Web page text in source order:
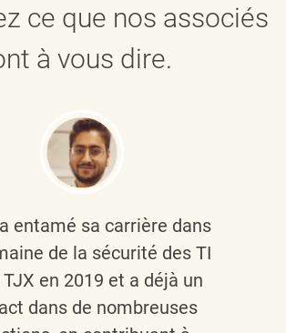
ce que nos associés
à vous dire.
entamé sa carrière dans
de la sécurité des TI
en 2019 et a déjà un
dans de nombreuses